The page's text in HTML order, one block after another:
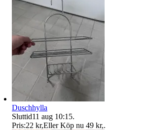
Duschhylla
Sluttid11 aug 10:15.
Pris:22 kr,Eller Köp nu 49 kr,.